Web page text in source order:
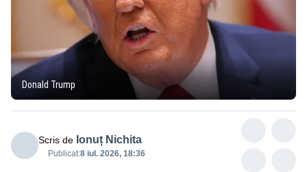
Donald Trump
Scris de Ionuț Nichita
Publicat:8 iul. 2026, 18:36